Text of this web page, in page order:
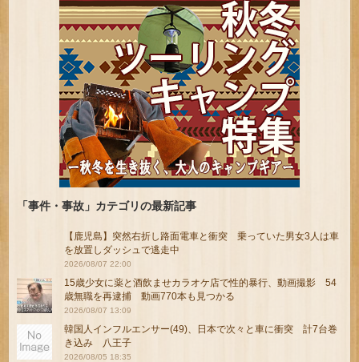
「事件・事故」カテゴリの最新記事
【鹿児島】突然右折し路面電車と衝突 乗っていた男女3人は車
を放置しダッシュで逃走中
2026/08/07 22:00
15歳少女に薬と酒飲ませカラオケ店で性的暴行、動画撮影 54
歳無職を再逮捕 動画770本も見つかる
2026/08/07 13:09
韓国人インフルエンサー(49)、日本で次々と車に衝突 計7台巻
き込み 八王子
2026/08/05 18:35